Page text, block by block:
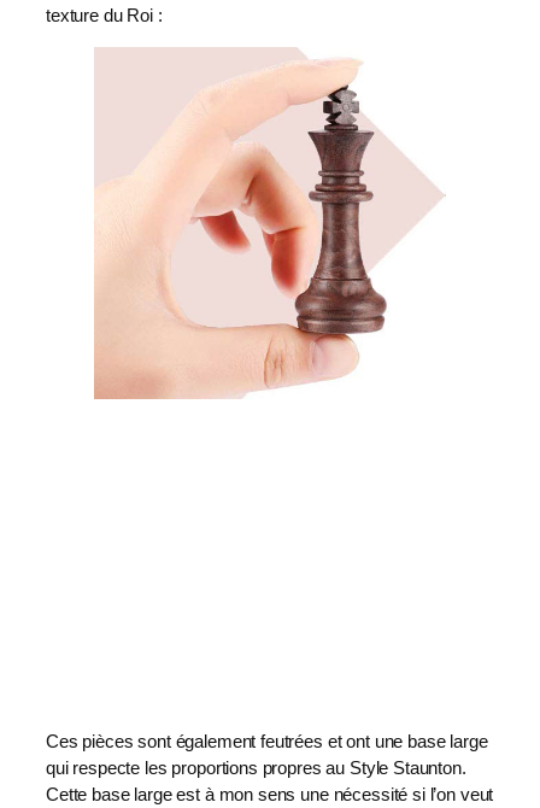
texture du Roi :
Ces pièces sont également feutrées et ont une base large
qui respecte les proportions propres au Style Staunton.
Cette base large est à mon sens une nécessité si l’on veut